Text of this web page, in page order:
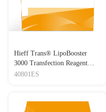
Hieff Trans® LipoBooster
3000 Transfection Reagent
Lipo3000转染试剂
40801ES